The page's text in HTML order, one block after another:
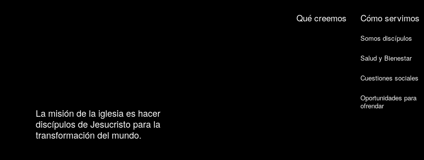
La misión de la iglesia es hacer
discípulos de Jesucristo para la
transformación del mundo.
Qué creemos Cómo servimos
Somos discípulos
Salud y Bienestar
Cuestiones sociales
Oportunidades para
ofrendar